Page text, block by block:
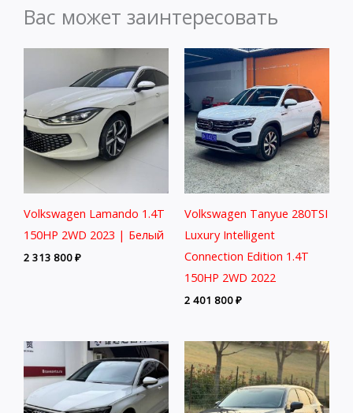
Вас может заинтересовать
Volkswagen Lamando 1.4T
150HP 2WD 2023 | Белый
2 313 800₽
Volkswagen Tanyue 280TSI
Luxury Intelligent
Connection Edition 1.4T
150HP 2WD 2022
2 401 800₽